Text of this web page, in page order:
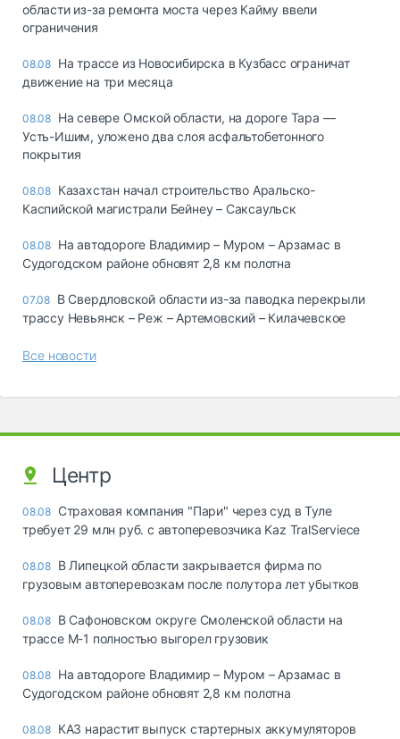
области из-за ремонта моста через Кайму ввели
ограничения
08.08 На трассе из Новосибирска в Кузбасс ограничат
движение на три месяца
08.08 На севере Омской области, на дороге Тара —
Усть-Ишим, уложено два слоя асфальтобетонного
покрытия
08.08 Казахстан начал строительство Аральско-
Каспийской магистрали Бейнеу – Саксаульск
08.08 На автодороге Владимир – Муром – Арзамас в
Судогодском районе обновят 2,8 км полотна
07.08 В Свердловской области из-за паводка перекрыли
трассу Невьянск – Реж – Артемовский – Килачевское
Все новости
Центр
08.08 Страховая компания "Пари" через суд в Туле
требует 29 млн руб. с автоперевозчика Kaz TralServiece
08.08 В Липецкой области закрывается фирма по
грузовым автоперевозкам после полутора лет убытков
08.08 В Сафоновском округе Смоленской области на
трассе М-1 полностью выгорел грузовик
08.08 На автодороге Владимир – Муром – Арзамас в
Судогодском районе обновят 2,8 км полотна
08.08 КАЗ нарастит выпуск стартерных аккумуляторов